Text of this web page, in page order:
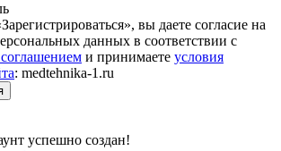
вы даете согласие на
данных в соответствии с
и принимаете условия
: medtehnika-1.ru
успешно создан!